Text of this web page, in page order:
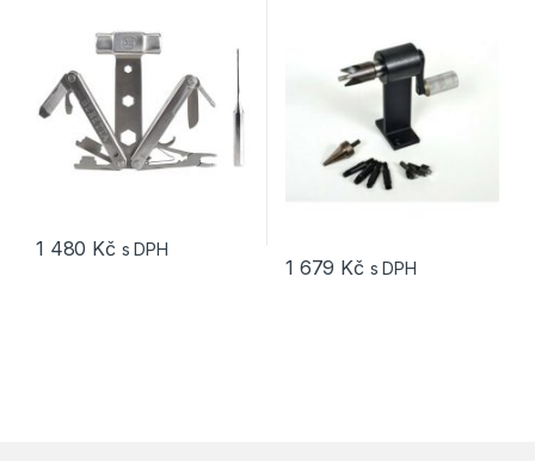
1 480 Kč s DPH
1 679 Kč s DPH